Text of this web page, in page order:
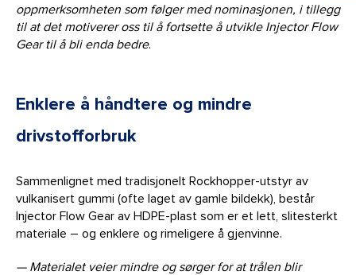
oppmerksomheten som følger med nominasjonen, i tillegg
til at det motiverer oss til å fortsette å utvikle Injector Flow
Gear til å bli enda bedre.
Enklere å håndtere og mindre
drivstofforbruk
Sammenlignet med tradisjonelt Rockhopper-utstyr av
vulkanisert gummi (ofte laget av gamle bildekk), består
Injector Flow Gear av HDPE-plast som er et lett, slitesterkt
materiale – og enklere og rimeligere å gjenvinne.
— Materialet veier mindre og sørger for at trålen blir